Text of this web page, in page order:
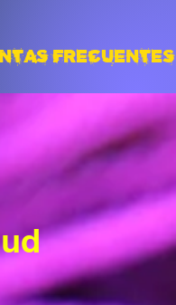
FRECUENTES